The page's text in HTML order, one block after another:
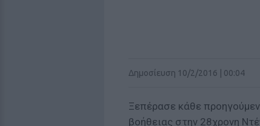
Δημοσίευση 10/2/2016 | 00:04
Ξεπέρασε κάθε
βοήθειας στην 28χρονη